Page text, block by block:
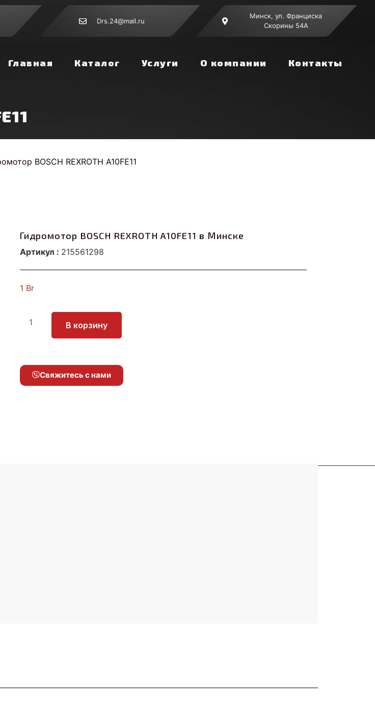
Drs.24@mail.ru
Минск, ул. Франциска
Скорины 54А
Главная Каталог Услуги О компании Контакты
BOSCH REXROTH A10FE11
Гидромотор BOSCH REXROTH A10FE11 в Минске
Артикул : 215561298
1 Br
В корзину
Свяжитесь с нами